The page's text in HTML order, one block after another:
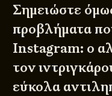
Σημειώστε
προβλήματα
Instagram: ο
τον
εύκολα